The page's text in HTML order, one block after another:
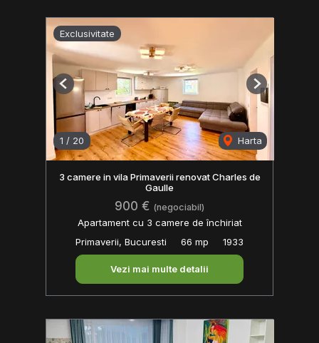
Exclusivitate
1 / 20 Harta
Previous Next
3 camere in vila Primaverii renovat Charles de
Gaulle
900 € (negociabil)
Apartament cu 3 camere de închiriat
Primaverii, Bucuresti
66 mp 1933
Vezi mai multe detalii